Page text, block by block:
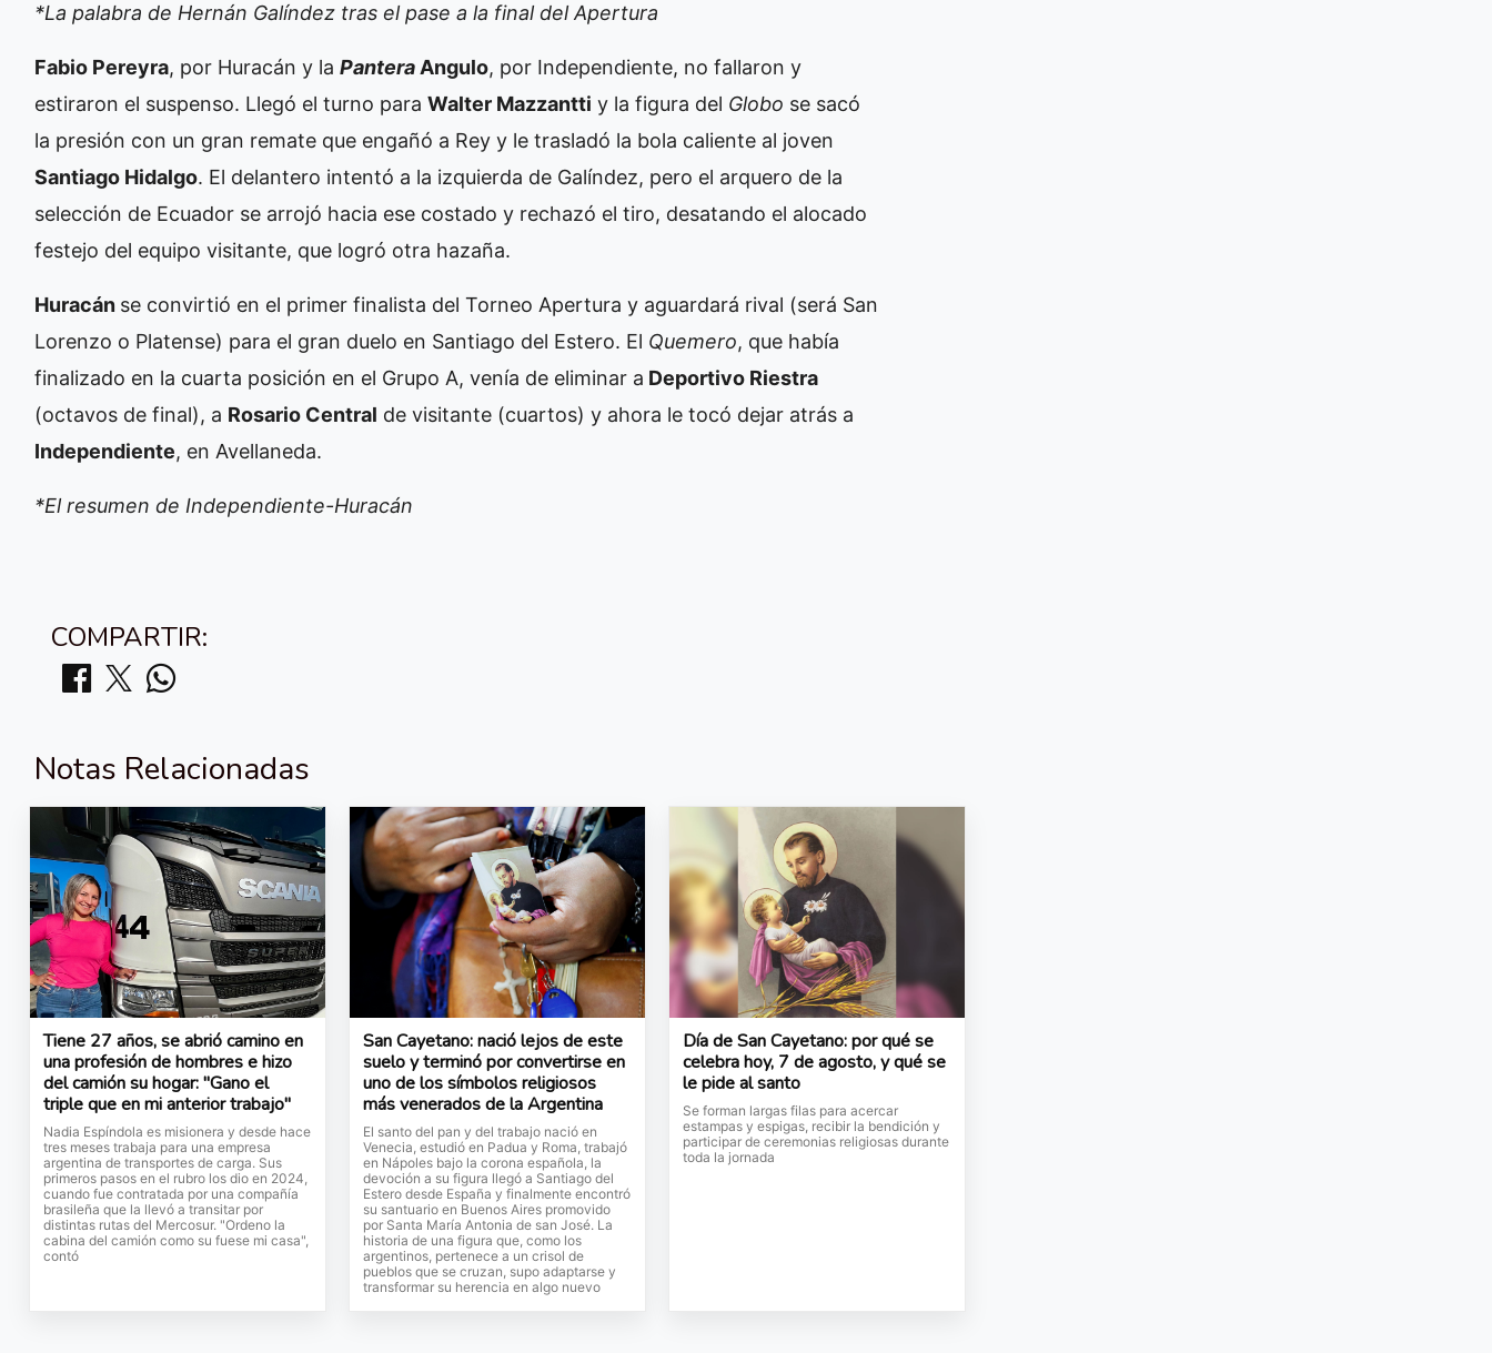
*La palabra de Hernán Galíndez tras el pase a la final del Apertura
Fabio Pereyra, por Huracán y la Pantera Angulo, por Independiente, no fallaron y
estiraron el suspenso. Llegó el turno para Walter Mazzantti y la figura del Globo se sacó
la presión con un gran remate que engañó a Rey y le trasladó la bola caliente al joven
Santiago Hidalgo. El delantero intentó a la izquierda de Galíndez, pero el arquero de la
selección de Ecuador se arrojó hacia ese costado y rechazó el tiro, desatando el alocado
festejo del equipo visitante, que logró otra hazaña.
Huracán se convirtió en el primer finalista del Torneo Apertura y aguardará rival (será San
Lorenzo o Platense) para el gran duelo en Santiago del Estero. El Quemero, que había
finalizado en la cuarta posición en el Grupo A, venía de eliminar a Deportivo Riestra
(octavos de final), a Rosario Central de visitante (cuartos) y ahora le tocó dejar atrás a
Independiente, en Avellaneda.
*El resumen de Independiente-Huracán
COMPARTIR:
Notas Relacionadas
Tiene 27 años, se abrió camino en
una profesión de hombres e hizo
del camión su hogar: "Gano el
triple que en mi anterior trabajo"
Nadia Espíndola es misionera y desde hace
tres meses trabaja para una empresa
argentina de transportes de carga. Sus
primeros pasos en el rubro los dio en 2024,
cuando fue contratada por una compañía
brasileña que la llevó a transitar por
distintas rutas del Mercosur. "Ordeno la
cabina del camión como su fuese mi casa",
contó
San Cayetano: nació lejos de este
suelo y terminó por convertirse en
uno de los símbolos religiosos
más venerados de la Argentina
El santo del pan y del trabajo nació en
Venecia, estudió en Padua y Roma, trabajó
en Nápoles bajo la corona española, la
devoción a su figura llegó a Santiago del
Estero desde España y finalmente encontró
su santuario en Buenos Aires promovido
por Santa María Antonia de san José. La
historia de una figura que, como los
argentinos, pertenece a un crisol de
pueblos que se cruzan, supo adaptarse y
transformar su herencia en algo nuevo
Día de San Cayetano: por qué se
celebra hoy, 7 de agosto, y qué se
le pide al santo
Se forman largas filas para acercar
estampas y espigas, recibir la bendición y
participar de ceremonias religiosas durante
toda la jornada